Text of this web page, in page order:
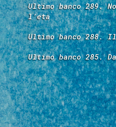
Ultimo banco 289.
l’età
Ultimo banco 288.
Ultimo banco 285.